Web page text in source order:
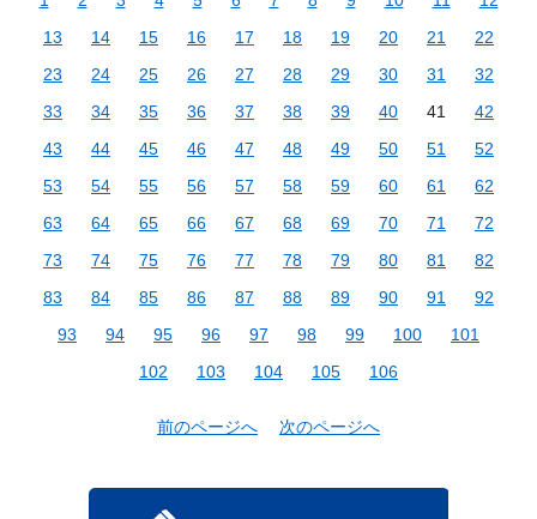
13
14 15 16 17 18 19 20 21
22
23
24 25 26 27 28 29 30 31
32
33
34 35 36 37 38 39 40 41
42
43
44 45 46 47 48 49 50 51
52
53
54 55 56 57 58 59 60 61
62
63
64 65 66 67 68 69 70 71
72
73
74 75 76 77 78 79 80 81
82
83
84 85 86 87 88 89 90 91
92
93
94 95 96 97 98 99 100
101
102
103 104 105 106
前のページへ 次のページへ